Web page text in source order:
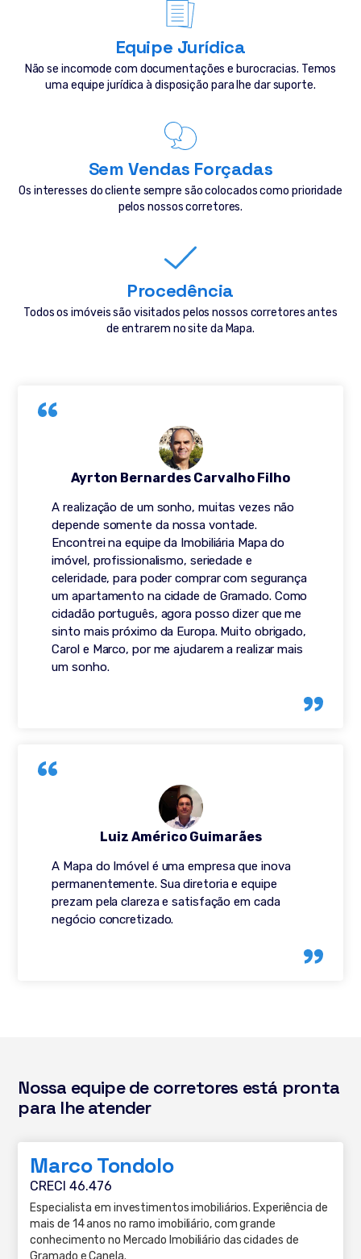
Equipe Jurídica
Não se incomode com documentações e burocracias. Temos
uma equipe jurídica à disposição para lhe dar suporte.
Sem Vendas Forçadas
Os interesses do cliente sempre são colocados como prioridade
pelos nossos corretores.
Procedência
Todos os imóveis são visitados pelos nossos corretores antes
de entrarem no site da Mapa.
A realização de um sonho, muitas vezes não
depende somente da nossa vontade.
Encontrei na equipe da Imobiliária Mapa do
imóvel, profissionalismo, seriedade e
celeridade, para poder comprar com segurança
um apartamento na cidade de Gramado. Como
cidadão português, agora posso dizer que me
sinto mais próximo da Europa. Muito obrigado,
Carol e Marco, por me ajudarem a realizar mais
um sonho.
Ayrton Bernardes Carvalho Filho
A Mapa do Imóvel é uma empresa que inova
permanentemente. Sua diretoria e equipe
prezam pela clareza e satisfação em cada
negócio concretizado.
Luiz Américo Guimarães
Nossa equipe de corretores está pronta
para lhe atender
Marco Tondolo
CRECI 46.476
Especialista em investimentos imobiliários. Experiência de
mais de 14 anos no ramo imobiliário, com grande
conhecimento no Mercado Imobiliário das cidades de
Gramado e Canela.